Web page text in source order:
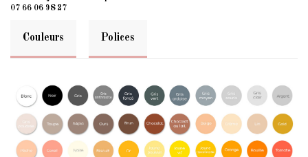
07 66 06 98 27
Couleurs Polices